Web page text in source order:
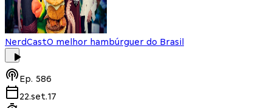
NerdCastO melhor hambúrguer do Brasil
Ep. 586
22.set.17